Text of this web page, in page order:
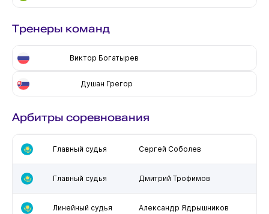
Тренеры команд
Виктор Богатырев
Душан Грегор
Арбитры соревнования
Главный судья Сергей Соболев
Главный судья Дмитрий Трофимов
Линейный судья Александр Ядрышников